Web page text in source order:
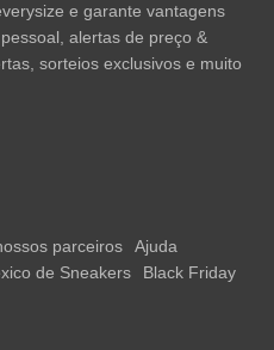
e garante vantagens
alertas de preço &
sorteios exclusivos e muito
parceiros
Ajuda
de Sneakers
Black Friday